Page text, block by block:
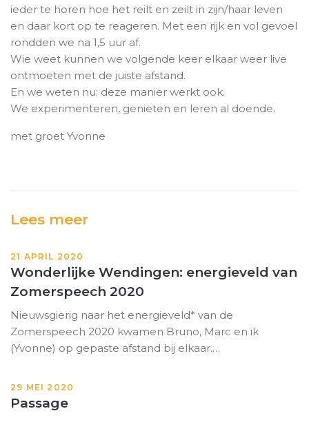
ieder te horen hoe het reilt en zeilt in zijn/haar leven
en daar kort op te reageren. Met een rijk en vol gevoel
rondden we na 1,5 uur af.
Wie weet kunnen we volgende keer elkaar weer live
ontmoeten met de juiste afstand.
En we weten nu: deze manier werkt ook.
We experimenteren, genieten en leren al doende.
met groet Yvonne
Lees meer
21 APRIL 2020
Wonderlijke Wendingen: energieveld van
Zomerspeech 2020
Nieuwsgierig naar het energieveld* van de
Zomerspeech 2020 kwamen Bruno, Marc en ik
(Yvonne) op gepaste afstand bij elkaar.…
29 MEI 2020
Passage